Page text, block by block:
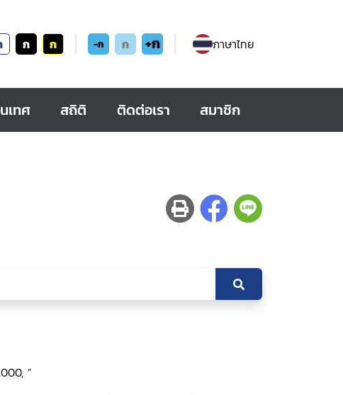
ก ก -ก ก +ก ภาษาไทย
เทศ สถิติ ติดต่อเรา สมาชิก
”